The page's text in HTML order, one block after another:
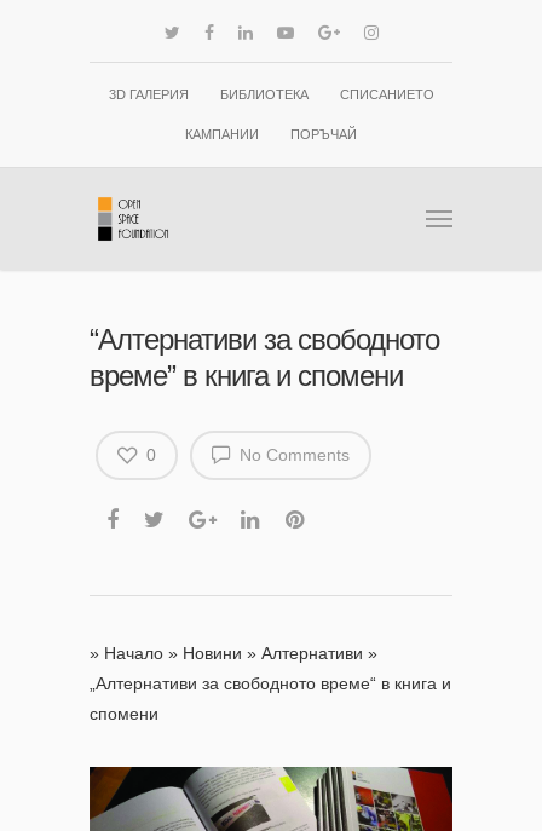
3D ГАЛЕРИЯ БИБЛИОТЕКА СПИСАНИЕТО
КАМПАНИИ ПОРЪЧАЙ
“Алтернативи за свободното
време” в книга и спомени
No Comments
0
» Начало » Новини » Алтернативи »
„Алтернативи за свободното време“ в книга и
спомени